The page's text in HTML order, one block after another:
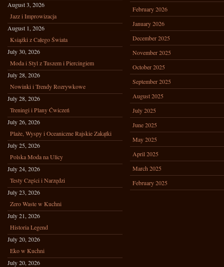
August 3, 2026
Jazz i Improwizacja
August 1, 2026
Książki z Całego Świata
July 30, 2026
Moda i Styl z Tuszem i Piercingiem
July 28, 2026
Nowinki i Trendy Rozrywkowe
July 28, 2026
Treningi i Plany Ćwiczeń
July 26, 2026
Plaże, Wyspy i Oceaniczne Rajskie Zakątki
July 25, 2026
Polska Moda na Ulicy
July 24, 2026
Testy Części i Narzędzi
July 23, 2026
Zero Waste w Kuchni
July 21, 2026
Historia Legend
July 20, 2026
Eko w Kuchni
July 20, 2026
February 2026
January 2026
December 2025
November 2025
October 2025
September 2025
August 2025
July 2025
June 2025
May 2025
April 2025
March 2025
February 2025